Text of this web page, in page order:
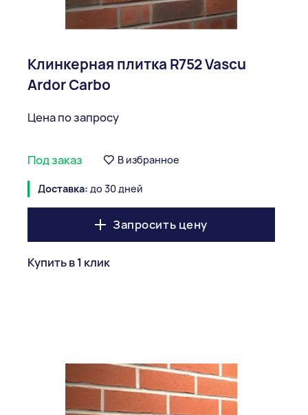
Клинкерная плитка R752 Vascu
Ardor Carbo
Цена по запросу
Под заказ В избранное
Доставка: до 30 дней
Запросить цену
Купить в 1 клик